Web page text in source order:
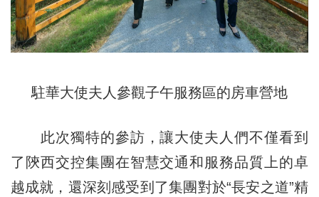
駐華大使夫人參觀子午服務區的房車營地
此次獨特的參訪，讓大使夫人們不僅看到
了陝西交控集團在智慧交通和服務品質上的卓
越成就，還深刻感受到了集團對於“長安之道”精